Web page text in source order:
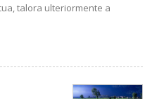
talora ulteriormente a